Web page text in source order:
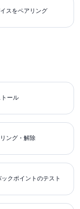
スをペアリング
ール
ング・解除
クポイントのテスト